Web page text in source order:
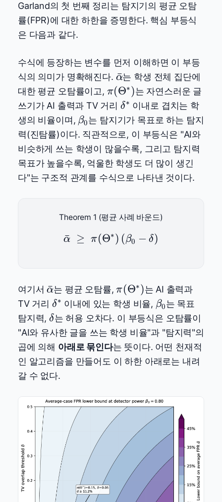
Garland의 첫 번째 정리는 탐지기의 평균 오탐
률(FPR)에 대한 하한을 증명한다. 핵심 부등식
은 다음과 같다.
수식에 등장하는 변수를 먼저 이해하면 이 부등
식의 의미가 명확해진다. \bar{\alpha}
α
ˉ는 학생 전체 집단에
대한 평균 오탐률이고, \pi(\Theta^*)
π(Θ∗)는 자연스러운 글
쓰기가 AI 출력과 TV 거리 \delta^*
δ∗ 이내로 겹치는 학
생의 비율이며, \beta_0
β0는 탐지기가 목표로 하는 탐지
력(진탐률)이다. 직관적으로, 이 부등식은 "AI와
비슷하게 쓰는 학생이 많을수록, 그리고 탐지력
목표가 높을수록, 억울한 학생도 더 많이 생긴
다"는 구조적 관계를 수식으로 나타낸 것이다.
Theorem 1 (평균 사례 바운드)
\bar{\alpha} \;\geq\;
α
ˉ ≥ π(Θ∗) (β0 − δ)
여기서\bar{\alpha}
α
ˉ는 평균 오탐률,\pi(\Theta^*)
π(Θ∗)는 AI 출력과
TV 거리 \delta^*
δ∗ 이내에 있는 학생 비율, \beta_0
β0는 목표
탐지력,\delta
δ는 허용 오차다. 이 부등식은 오탐률이
"AI와 유사한 글을 쓰는 학생 비율"과 "탐지력"의
곱에 의해 아래로 묶인다는 뜻이다. 어떤 천재적
인 알고리즘을 만들어도 이 하한 아래로는 내려
갈 수 없다.